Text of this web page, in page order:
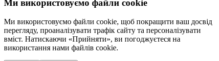
Ми використовуємо файли cookie
Ми використовуємо файли cookie, щоб покращити ваш досвід
перегляду, проаналізувати трафік сайту та персоналізувати
вміст. Натискаючи «Прийняти», ви погоджуєтеся на
використання нами файлів cookie.